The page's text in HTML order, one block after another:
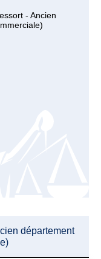
- Ancien
département